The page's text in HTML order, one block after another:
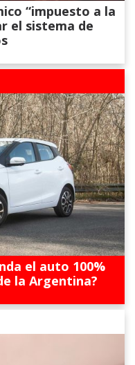
“impuesto a la
el sistema de
el auto 100%
la Argentina?